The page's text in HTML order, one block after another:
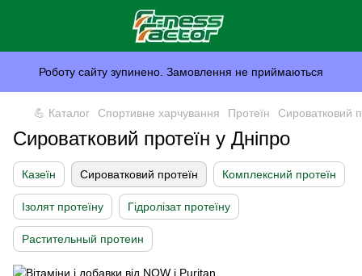
Роботу сайту зупинено. Замовлення не приймаються
💪 Каталог Спортивне харчування Протеїн Сироватковий
Сироватковий протеїн у Дніпро
Казеїн Сироватковий протеїн Комплексний протеїн
Ізолят протеїну Гідролізат протеїну
Растительный протеин